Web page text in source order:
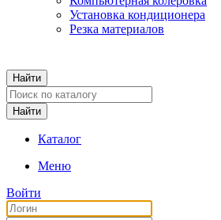
Установка кондиционера
Резка материалов
Каталог
Меню
Войти